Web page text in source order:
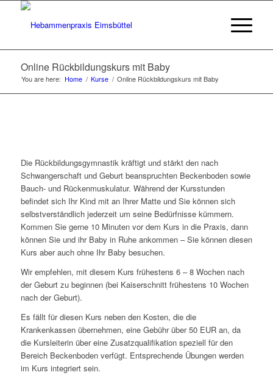
Online Rückbildungskurs mit Baby
You are here: Home / Kurse / Online Rückbildungskurs mit Baby
Die Rückbildungsgymnastik kräftigt und stärkt den nach
Schwangerschaft und Geburt beanspruchten Beckenboden sowie
Bauch- und Rückenmuskulatur. Während der Kursstunden
befindet sich Ihr Kind mit an Ihrer Matte und Sie können sich
selbstverständlich jederzeit um seine Bedürfnisse kümmern.
Kommen Sie gerne 10 Minuten vor dem Kurs in die Praxis, dann
können Sie und ihr Baby in Ruhe ankommen – Sie können diesen
Kurs aber auch ohne Ihr Baby besuchen.
Wir empfehlen, mit diesem Kurs frühestens 6 – 8 Wochen nach
der Geburt zu beginnen (bei Kaiserschnitt frühestens 10 Wochen
nach der Geburt).
Es fällt für diesen Kurs neben den Kosten, die die
Krankenkassen übernehmen, eine Gebühr über 50 EUR an, da
die Kursleiterin über eine Zusatzqualifikation speziell für den
Bereich Beckenboden verfügt. Entsprechende Übungen werden
im Kurs integriert sein.